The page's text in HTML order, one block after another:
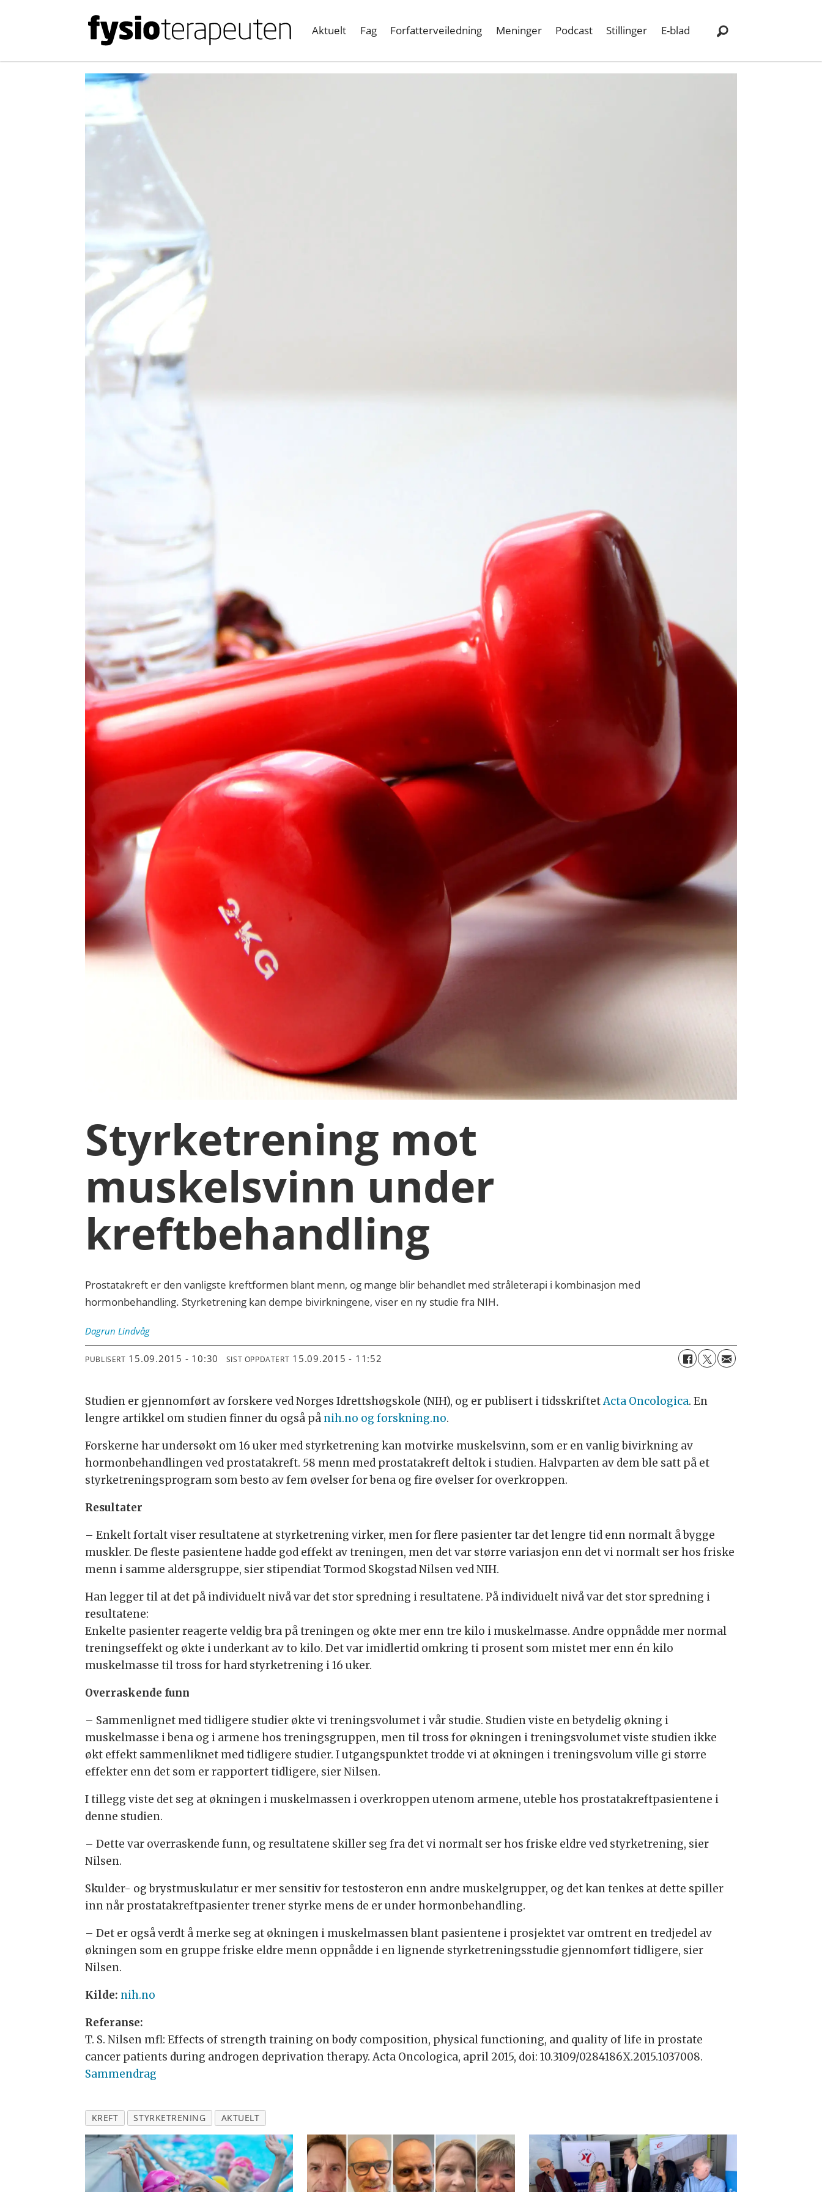
Aktuelt Fag Forfatterveiledning Meninger Podcast Stillinger E-blad
Styrketrening mot
muskelsvinn under
kreftbehandling
Prostatakreft er den vanligste kreftformen blant menn, og mange blir behandlet med stråleterapi i kombinasjon med
hormonbehandling. Styrketrening kan dempe bivirkningene, viser en ny studie fra NIH.
Dagrun Lindvåg
PUBLISERT 15.09.2015 - 10:30 SIST OPPDATERT 15.09.2015 - 11:52
Studien er gjennomført av forskere ved Norges Idrettshøgskole (NIH), og er publisert i tidsskriftetActa Oncologica. En
lengre artikkel om studien finner du også på nih.no og forskning.no.
Forskerne har undersøkt om 16 uker med styrketrening kan motvirke muskelsvinn, som er en vanlig bivirkning av
hormonbehandlingen ved prostatakreft. 58 menn med prostatakreft deltok i studien. Halvparten av dem ble satt på et
styrketreningsprogram som besto av fem øvelser for bena og fire øvelser for overkroppen.
Resultater
– Enkelt fortalt viser resultatene at styrketrening virker, men for flere pasienter tar det lengre tid enn normalt å bygge
muskler. De fleste pasientene hadde god effekt av treningen, men det var større variasjon enn det vi normalt ser hos friske
menn i samme aldersgruppe, sier stipendiat Tormod Skogstad Nilsen ved NIH.
Han legger til at det på individuelt nivå var det stor spredning i resultatene. På individuelt nivå var det stor spredning i
resultatene:
Enkelte pasienter reagerte veldig bra på treningen og økte mer enn tre kilo i muskelmasse. Andre oppnådde mer normal
treningseffekt og økte i underkant av to kilo. Det var imidlertid omkring ti prosent som mistet mer enn én kilo
muskelmasse til tross for hard styrketrening i 16 uker.
Overraskende funn
– Sammenlignet med tidligere studier økte vi treningsvolumet i vår studie. Studien viste en betydelig økning i
muskelmasse i bena og i armene hos treningsgruppen, men til tross for økningen i treningsvolumet viste studien ikke
økt effekt sammenliknet med tidligere studier. I utgangspunktet trodde vi at økningen i treningsvolum ville gi større
effekter enn det som er rapportert tidligere, sier Nilsen.
I tillegg viste det seg at økningen i muskelmassen i overkroppen utenom armene, uteble hos prostatakreftpasientene i
denne studien.
– Dette var overraskende funn, og resultatene skiller seg fra det vi normalt ser hos friske eldre ved styrketrening, sier
Nilsen.
Skulder- og brystmuskulatur er mer sensitiv for testosteron enn andre muskelgrupper, og det kan tenkes at dette spiller
inn når prostatakreftpasienter trener styrke mens de er under hormonbehandling.
– Det er også verdt å merke seg at økningen i muskelmassen blant pasientene i prosjektet var omtrent en tredjedel av
økningen som en gruppe friske eldre menn oppnådde i en lignende styrketreningsstudie gjennomført tidligere, sier
Nilsen.
Kilde: nih.no
Referanse:
T. S. Nilsen mfl: Effects of strength training on body composition, physical functioning, and quality of life in prostate
cancer patients during androgen deprivation therapy. Acta Oncologica, april 2015, doi: 10.3109/0284186X.2015.1037008.
Sammendrag
KREFT STYRKETRENING AKTUELT